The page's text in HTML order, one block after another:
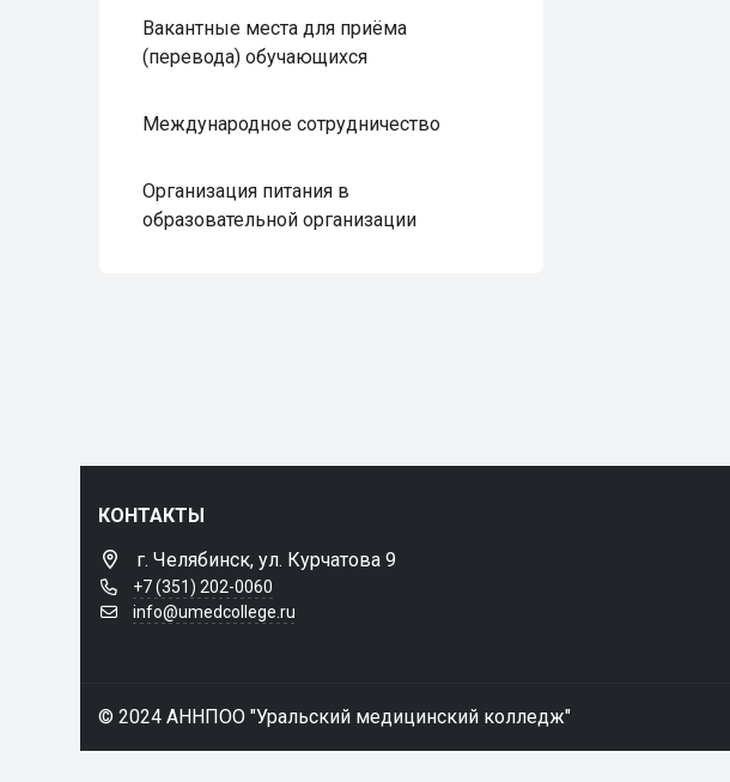
Вакантные места для приёма
(перевода) обучающихся
Международное сотрудничество
Организация питания в
образовательной организации
КОНТАКТЫ
г. Челябинск, ул. Курчатова 9
+7 (351) 202-0060
info@umedcollege.ru
© 2024 АННПОО "Уральский медицинский колледж"